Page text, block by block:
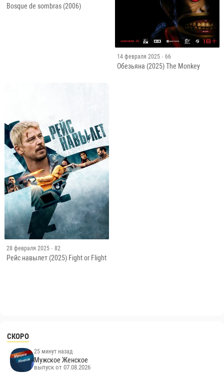
Bosque de sombras (2006)
14 февраля 2025 · 66
Обезьяна (2025) The Monkey
28 февраля 2025 · 82
Рейс навылет (2025) Fight or Flight
СКОРО
25 минут назад
Мужское Женское
выпуск от 07.08.2026